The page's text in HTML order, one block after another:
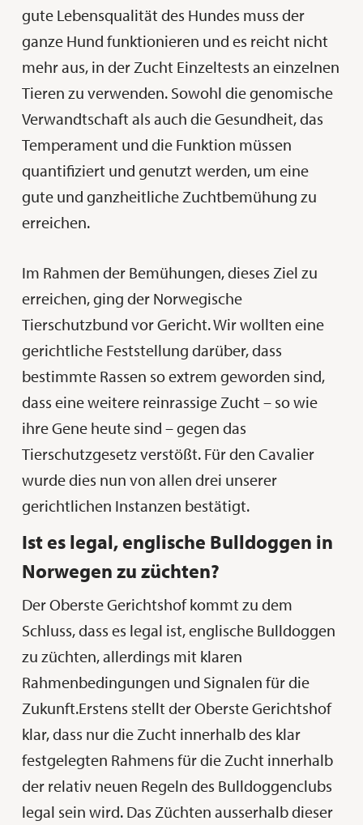
gute Lebensqualität des Hundes muss der
ganze Hund funktionieren und es reicht nicht
mehr aus, in der Zucht Einzeltests an einzelnen
Tieren zu verwenden. Sowohl die genomische
Verwandtschaft als auch die Gesundheit, das
Temperament und die Funktion müssen
quantifiziert und genutzt werden, um eine
gute und ganzheitliche Zuchtbemühung zu
erreichen.
Im Rahmen der Bemühungen, dieses Ziel zu
erreichen, ging der Norwegische
Tierschutzbund vor Gericht. Wir wollten eine
gerichtliche Feststellung darüber, dass
bestimmte Rassen so extrem geworden sind,
dass eine weitere reinrassige Zucht – so wie
ihre Gene heute sind – gegen das
Tierschutzgesetz verstößt. Für den Cavalier
wurde dies nun von allen drei unserer
gerichtlichen Instanzen bestätigt.
Ist es legal, englische Bulldoggen in
Norwegen zu züchten?
Der Oberste Gerichtshof kommt zu dem
Schluss, dass es legal ist, englische Bulldoggen
zu züchten, allerdings mit klaren
Rahmenbedingungen und Signalen für die
Zukunft.Erstens stellt der Oberste Gerichtshof
klar, dass nur die Zucht innerhalb des klar
festgelegten Rahmens für die Zucht innerhalb
der relativ neuen Regeln des Bulldoggenclubs
legal sein wird. Das Züchten ausserhalb dieser